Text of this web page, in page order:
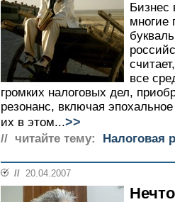
Бизнес
многие
все
громких налоговых дел,
резонанс, включая
их в этом...>>
// читайте тему: Налоговая
// 20.04.2007